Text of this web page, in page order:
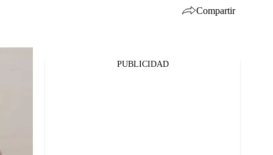
Compartir
PUBLICIDAD